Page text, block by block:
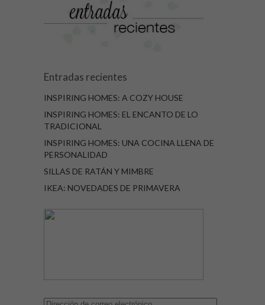
Entradas recientes
INSPIRING HOMES: A COZY HOUSE
INSPIRING HOMES: EL ENCANTO DE LO
TRADICIONAL
INSPIRING HOMES: UNA COCINA LLENA DE
PERSONALIDAD
SILLAS DE RATÁN Y MIMBRE
IKEA: NOVEDADES DE PRIMAVERA
Dirección